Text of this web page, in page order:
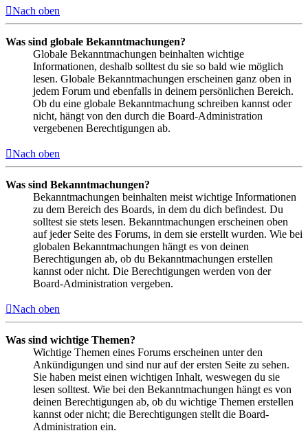
Nach oben
Was sind globale Bekanntmachungen?
Globale Bekanntmachungen beinhalten wichtige
Informationen, deshalb solltest du sie so bald wie möglich
lesen. Globale Bekanntmachungen erscheinen ganz oben in
jedem Forum und ebenfalls in deinem persönlichen Bereich.
Ob du eine globale Bekanntmachung schreiben kannst oder
nicht, hängt von den durch die Board-Administration
vergebenen Berechtigungen ab.
Nach oben
Was sind Bekanntmachungen?
Bekanntmachungen beinhalten meist wichtige Informationen
zu dem Bereich des Boards, in dem du dich befindest. Du
solltest sie stets lesen. Bekanntmachungen erscheinen oben
auf jeder Seite des Forums, in dem sie erstellt wurden. Wie bei
globalen Bekanntmachungen hängt es von deinen
Berechtigungen ab, ob du Bekanntmachungen erstellen
kannst oder nicht. Die Berechtigungen werden von der
Board-Administration vergeben.
Nach oben
Was sind wichtige Themen?
Wichtige Themen eines Forums erscheinen unter den
Ankündigungen und sind nur auf der ersten Seite zu sehen.
Sie haben meist einen wichtigen Inhalt, weswegen du sie
lesen solltest. Wie bei den Bekanntmachungen hängt es von
deinen Berechtigungen ab, ob du wichtige Themen erstellen
kannst oder nicht; die Berechtigungen stellt die Board-
Administration ein.